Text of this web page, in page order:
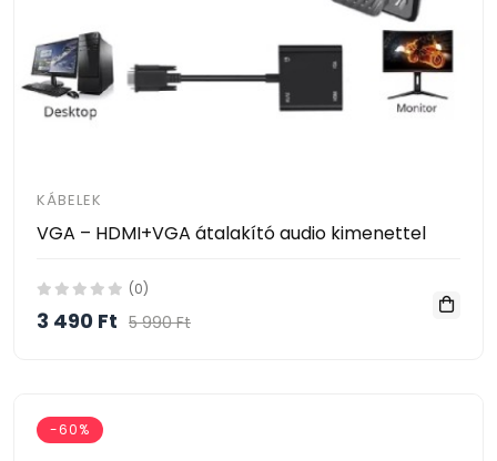
KÁBELEK
VGA – HDMI+VGA átalakító audio kimenettel
(0)
3 490 Ft 5 990 Ft
-60%